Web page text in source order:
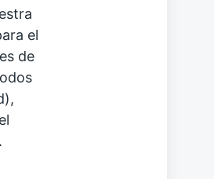
el
de